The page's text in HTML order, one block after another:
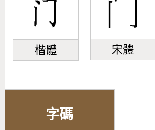
楷體 宋體
字碼